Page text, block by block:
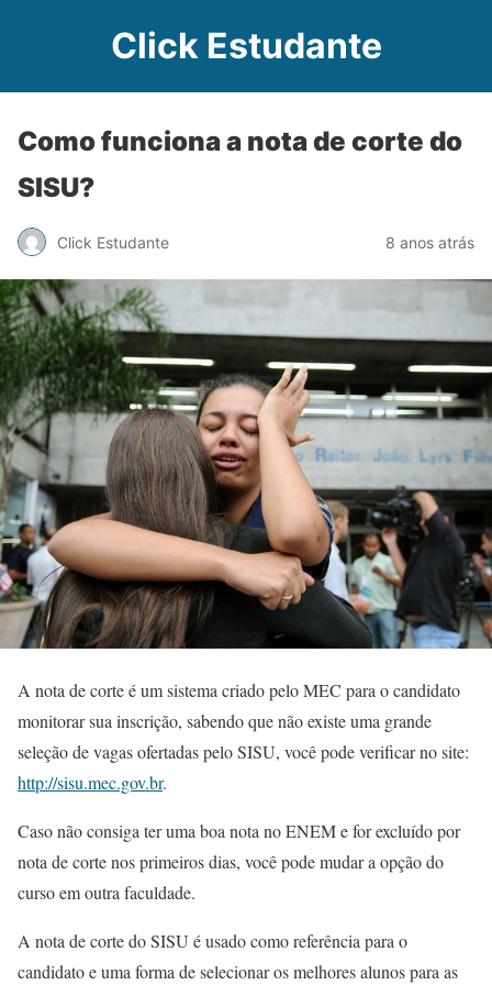
Click Estudante
Como funciona a nota de corte do
SISU?
Click Estudante 8 anos atrás
A nota de corte é um sistema criado pelo MEC para o candidato
monitorar sua inscrição, sabendo que não existe uma grande
seleção de vagas ofertadas pelo SISU, você pode verificar no site:
http://sisu.mec.gov.br.
Caso não consiga ter uma boa nota no ENEM e for excluído por
nota de corte nos primeiros dias, você pode mudar a opção do
curso em outra faculdade.
A nota de corte do SISU é usado como referência para o
candidato e uma forma de selecionar os melhores alunos para as